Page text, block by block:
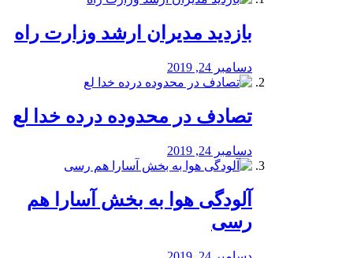
بازدید مدیران ارشد وزارت راه
دسامبر 24, 2019
تصادف در محدوده درده خدا لع
دسامبر 24, 2019
آلودگی هوا به بخش آسارا هم
رسی